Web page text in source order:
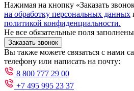
Нажимая на кнопку «Заказать
на обработку персональных данных
политикой конфиденциальности.
Не все обязательные поля заполнены
Заказать звонок
Вы также можете связаться с нами
телефону или написать на почту:
8 800 777 29 00
+7 495 995 23 37